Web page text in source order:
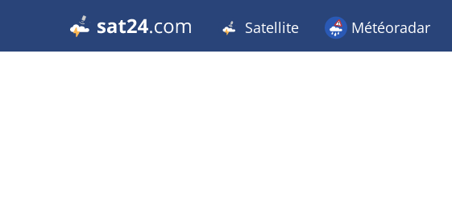
Satellite Météoradar